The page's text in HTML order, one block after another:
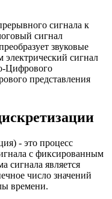
сигнала к
сигнал
звуковые
электрический сигнал
Цифрового
представления
- это процесс
с фиксированным
сигнала является
число значений
времени.